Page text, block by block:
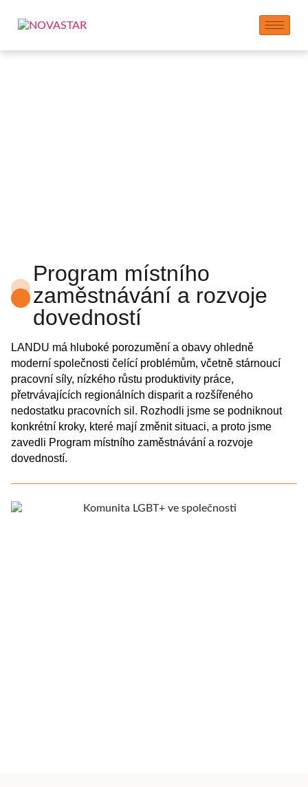
Program místního
zaměstnávání a rozvoje
dovedností
LANDU má hluboké porozumění a obavy ohledně
moderní společnosti čelící problémům, včetně stárnoucí
pracovní síly, nízkého růstu produktivity práce,
přetrvávajících regionálních disparit a rozšířeného
nedostatku pracovních sil. Rozhodli jsme se podniknout
konkrétní kroky, které mají změnit situaci, a proto jsme
zavedli Program místního zaměstnávání a rozvoje
dovedností.